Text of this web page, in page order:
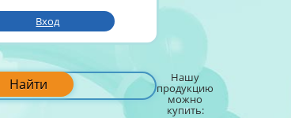
Вход
Найти Нашу
продукцию
можно
купить: